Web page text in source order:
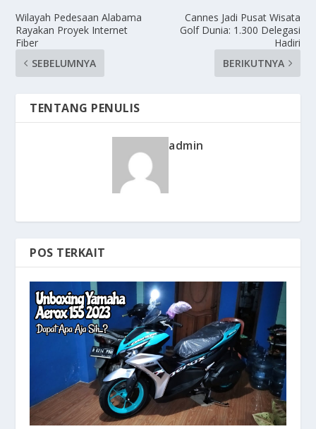
Wilayah Pedesaan Alabama
Rayakan Proyek Internet
Fiber
SEBELUMNYA
Cannes Jadi Pusat Wisata
Golf Dunia: 1.300 Delegasi
Hadiri
BERIKUTNYA
TENTANG PENULIS
admin
POS TERKAIT